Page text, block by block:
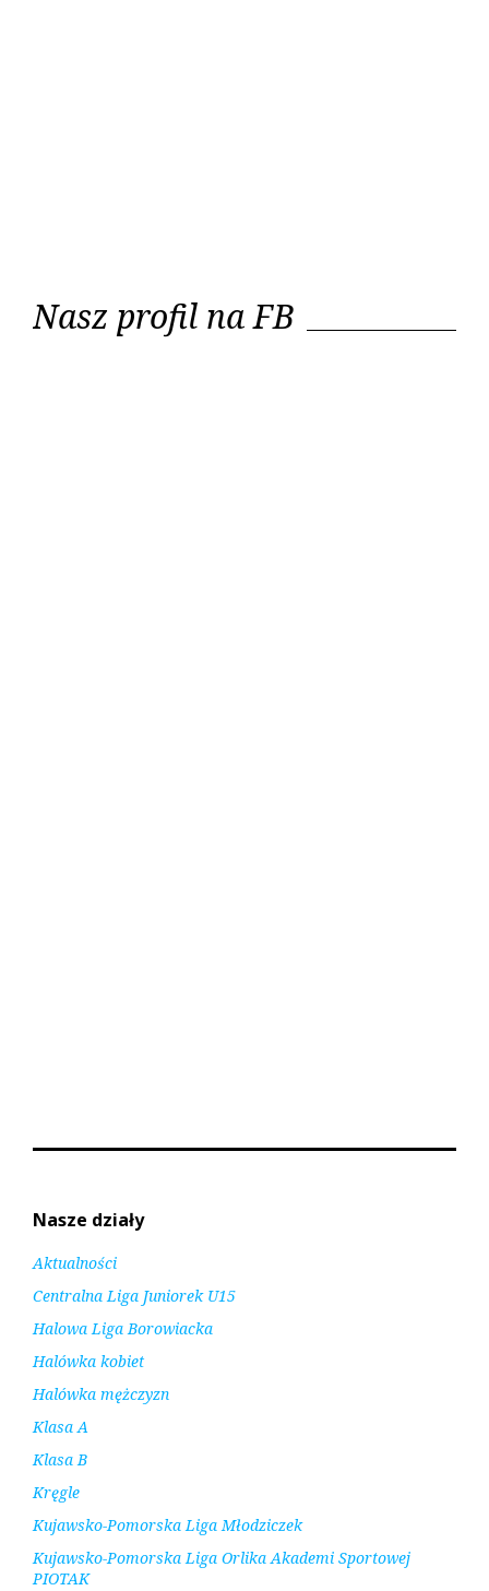
Nasz profil na FB
Nasze działy
Aktualności
Centralna Liga Juniorek U15
Halowa Liga Borowiacka
Halówka kobiet
Halówka mężczyzn
Klasa A
Klasa B
Kręgle
Kujawsko-Pomorska Liga Młodziczek
Kujawsko-Pomorska Liga Orlika Akademi Sportowej
PIOTAK